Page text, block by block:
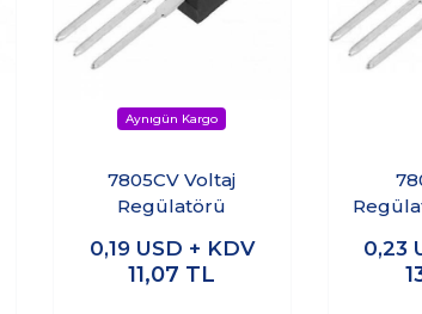
7805CV Voltaj
Regülatörü
0,19 USD + KDV
11,07 TL
0,23